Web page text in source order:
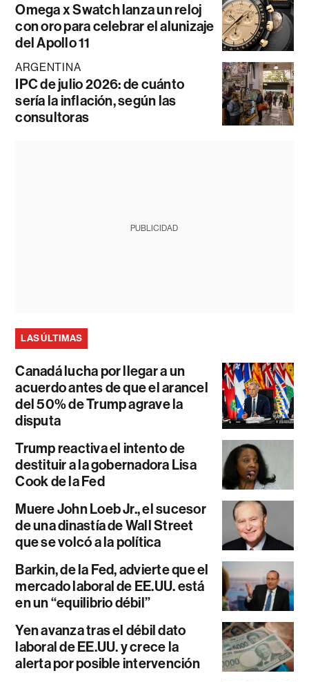
Omega x Swatch lanza un reloj
con oro para celebrar el alunizaje
del Apollo 11
ARGENTINA
IPC de julio 2026: de cuánto
sería la inflación, según las
consultoras
PUBLICIDAD
LAS ÚLTIMAS
Canadá lucha por llegar a un
acuerdo antes de que el arancel
del 50% de Trump agrave la
disputa
Trump reactiva el intento de
destituir a la gobernadora Lisa
Cook de la Fed
Muere John Loeb Jr., el sucesor
de una dinastía de Wall Street
que se volcó a la política
Barkin, de la Fed, advierte que el
mercado laboral de EE.UU. está
en un “equilibrio débil”
Yen avanza tras el débil dato
laboral de EE.UU. y crece la
alerta por posible intervención